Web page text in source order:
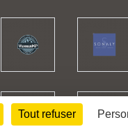
Tout refuser